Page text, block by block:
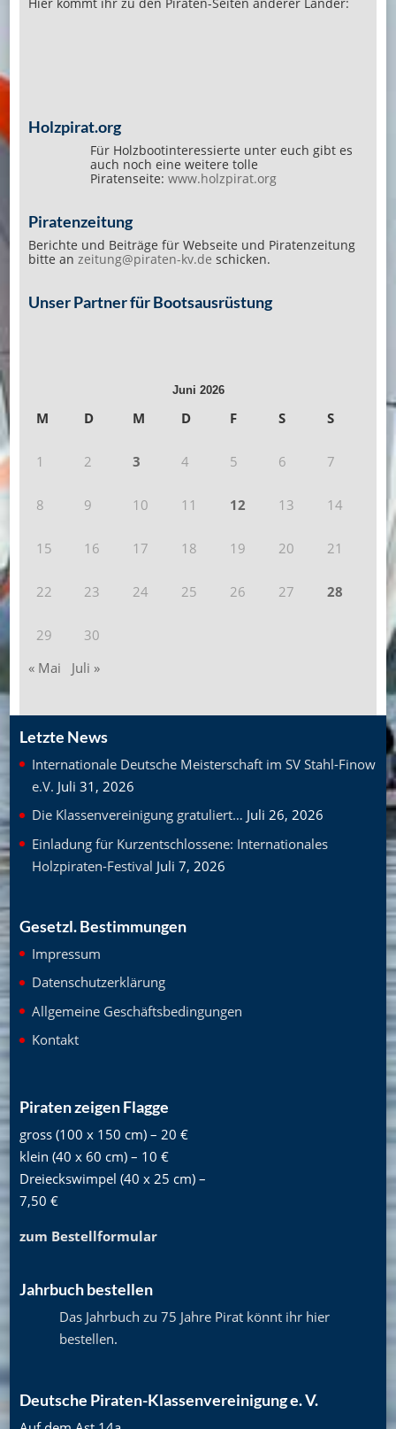
Holzpirat.org
Für Holzbootinteressierte unter euch gibt es
auch noch eine weitere tolle
Piratenseite: www.holzpirat.org
Piratenzeitung
Berichte und Beiträge für Webseite und Piratenzeitung
bitte an zeitung@piraten-kv.de schicken.
Unser Partner für Bootsausrüstung
Juni 2026
M D M D F S S
1 2 3 4 5 6 7
8 9 10 11 12 13 14
15 16 17 18 19 20 21
22 23 24 25 26 27 28
29
30
« Mai
Juli »
Letzte News
Internationale Deutsche Meisterschaft im SV Stahl-Finow
e.V. Juli 31, 2026
Die Klassenvereinigung gratuliert… Juli 26, 2026
Einladung für Kurzentschlossene: Internationales
Holzpiraten-Festival Juli 7, 2026
Gesetzl. Bestimmungen
Impressum
Datenschutzerklärung
Allgemeine Geschäftsbedingungen
Kontakt
Piraten zeigen Flagge
gross (100 x 150 cm) – 20 €
klein (40 x 60 cm) – 10 €
Dreieckswimpel (40 x 25 cm) –
7,50 €
zum Bestellformular
Jahrbuch bestellen
Das Jahrbuch zu 75 Jahre Pirat könnt ihr hier
bestellen.
Deutsche Piraten-Klassenvereinigung e. V.